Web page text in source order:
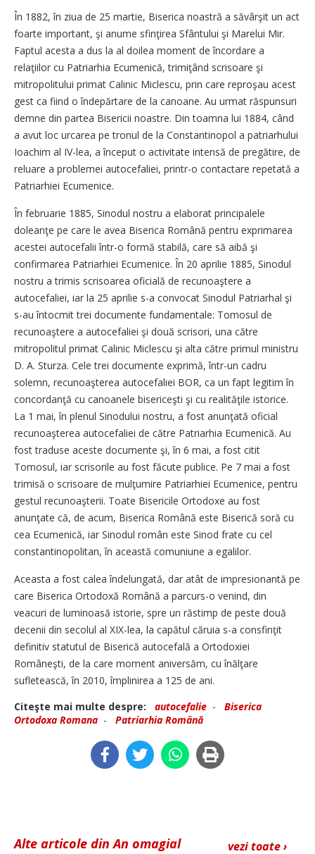
În 1882, în ziua de 25 martie, Biserica noastră a săvârşit un act
foarte important, şi anume sfinţirea Sfântului şi Marelui Mir.
Faptul acesta a dus la al doilea moment de încordare a
relaţiilor cu Patriarhia Ecumenică, trimiţând scrisoare şi
mitropolitului primat Calinic Miclescu, prin care reproşau acest
gest ca fiind o îndepărtare de la canoane. Au urmat răspunsuri
demne din partea Bisericii noastre. Din toamna lui 1884, când
a avut loc urcarea pe tronul de la Constantinopol a patriarhului
Ioachim al IV-lea, a început o activitate intensă de pregătire, de
reluare a problemei autocefaliei, printr-o contactare repetată a
Patriarhiei Ecumenice.
În februarie 1885, Sinodul nostru a elaborat principalele
doleanţe pe care le avea Biserica Română pentru exprimarea
acestei autocefalii într-o formă stabilă, care să aibă şi
confirmarea Patriarhiei Ecumenice. În 20 aprilie 1885, Sinodul
nostru a trimis scrisoarea oficială de recunoaştere a
autocefaliei, iar la 25 aprilie s-a convocat Sinodul Patriarhal şi
s-au întocmit trei documente fundamentale: Tomosul de
recunoaştere a autocefaliei şi două scrisori, una către
mitropolitul primat Calinic Miclescu şi alta către primul ministru
D. A. Sturza. Cele trei documente exprimă, într-un cadru
solemn, recunoaşterea autocefaliei BOR, ca un fapt legitim în
concordanţă cu canoanele bisericeşti şi cu realităţile istorice.
La 1 mai, în plenul Sinodului nostru, a fost anunţată oficial
recunoaşterea autocefaliei de către Patriarhia Ecumenică. Au
fost traduse aceste documente şi, în 6 mai, a fost citit
Tomosul, iar scrisorile au fost făcute publice. Pe 7 mai a fost
trimisă o scrisoare de mulţumire Patriarhiei Ecumenice, pentru
gestul recunoaşterii. Toate Bisericile Ortodoxe au fost
anunţate că, de acum, Biserica Română este Biserică soră cu
cea Ecumenică, iar Sinodul român este Sinod frate cu cel
constantinopolitan, în această comuniune a egalilor.
Aceasta a fost calea îndelungată, dar atât de impresionantă pe
care Biserica Ortodoxă Română a parcurs-o venind, din
veacuri de luminoasă istorie, spre un răstimp de peste două
decenii din secolul al XIX-lea, la capătul căruia s-a consfinţit
definitiv statutul de Biserică autocefală a Ortodoxiei
Româneşti, de la care moment aniversăm, cu înălţare
sufletească, în 2010, împlinirea a 125 de ani.
Citeşte mai multe despre:
autocefalie - Biserica
Ortodoxa Romana - Patriarhia Română
vezi toate ›
Alte articole din An omagial